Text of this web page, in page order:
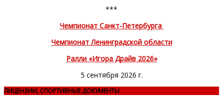
***
Чемпионат Санкт-Петербурга
Чемпионат Ленинградской области
Ралли «Игора Драйв 2026»
5 сентября 2026 г.
ЛИЦЕНЗИИ, СПОРТИВНЫЕ ДОКУМЕНТЫ